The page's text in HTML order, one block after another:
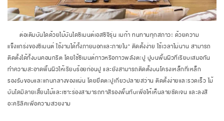
ต่อเติมบันไดด้วยไม้บันไดซีเมนต์เอสซีจีรุ่น เมก้า ทนทานทุกสภาวะ ด้วยความ
แข็งแกร่งของซีเมนต์ ใช้งานได้ทั้งภายนอกและภายใน* ติดตั้งง่าย ใช้เวลาไม่นาน สามารถ
ติดตั้งได้ทั้งบนคอนกรีต โดยใช้ซีเมนต์กาวหรือกาวพลังตะปู ปูบนพื้นผิวที่เรียบเสมอกัน
ทำความสะอาดพื้นผิวให้เรียบร้อยก่อนปู และยังสามารถติดตั้งบนโครงเหล็กที่เหล็ก
รองรับขอบและแกนกลางของแผ่น โดยยึดตะปูเกี่ยวปลายสว่าน ติดตั้งง่ายและรวดเร็ว ไม้
บันไดมีลายเสี้ยนไม้และเซาะร่องสามารถทาสีรองพื้นทับเพื่อให้เห็นลายชัดเจน และลงสี
อะคริลิคเพื่อความสวยงาม